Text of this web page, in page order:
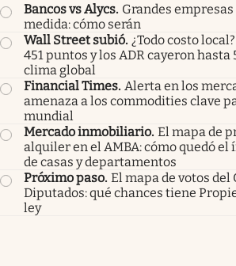
Bancos vs Alycs. Grandes
medida: cómo serán
Wall Street subió. ¿Todo costo
451 puntos y los ADR cayeron hasta
clima global
Financial Times. Alerta en los
amenaza a los commodities clave
mundial
Mercado inmobiliario. El mapa de
alquiler en el AMBA: cómo quedó
de casas y departamentos
Próximo paso. El mapa de votos del
Diputados: qué chances tiene
ley